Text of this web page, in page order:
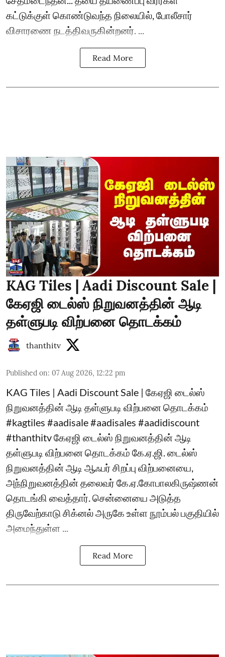
கட்டுக்குள் கொண்டுவந்த நிலையில், போலீசார்
விசாரணை நடத்திவருகின்றனர். ...
Read More
KAG Tiles | Aadi Discount Sale |
கேஏஜி டைல்ஸ் நிறுவனத்தின் ஆடி
தள்ளுபடி விற்பனை தொடக்கம்
thanthitv
Published on: 07 Aug 2026, 12:22 pm
KAG Tiles | Aadi Discount Sale | கேஏஜி டைல்ஸ்
நிறுவனத்தின் ஆடி தள்ளுபடி விற்பனை தொடக்கம்
#kagtiles #aadisale #aadisales #aadidiscount
#thanthitv கேஏஜி டைல்ஸ் நிறுவனத்தின் ஆடி
தள்ளுபடி விற்பனை தொடக்கம் கே.ஏ.ஜி. டைல்ஸ்
நிறுவனத்தின் ஆடி ஆஃபர் சிறப்பு விற்பனையை,
அந்நிறுவனத்தின் தலைவர் கே.ஏ.கோபாலகிருஷ்ணன்
தொடங்கி வைத்தார். சென்னையை அடுத்த
திருவேற்காடு சிக்னல் அருகே உள்ள நூம்பல் பகுதியில்
அமைந்துள்ள ...
Read More